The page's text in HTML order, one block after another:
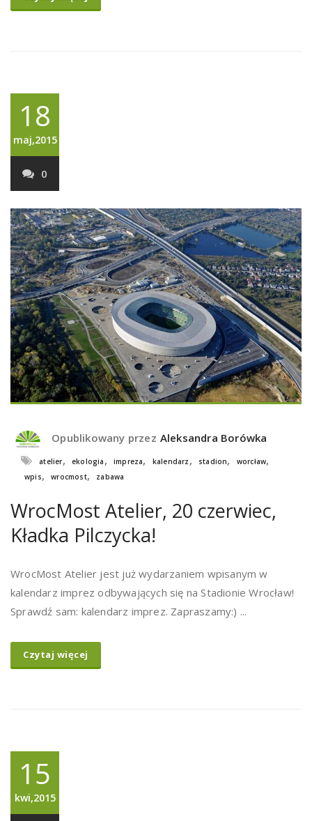
18
maj,2015
0
Opublikowany przez Aleksandra Borówka
atelier, ekologia , impreza, kalendarz , stadion, worcław,
wpis, wrocmost, zabawa
WrocMost Atelier, 20 czerwiec,
Kładka Pilczycka!
WrocMost Atelier jest już wydarzaniem wpisanym w
kalendarz imprez odbywających się na Stadionie Wrocław!
Sprawdź sam: kalendarz imprez. Zapraszamy:) ...
Czytaj więcej
15
kwi,2015